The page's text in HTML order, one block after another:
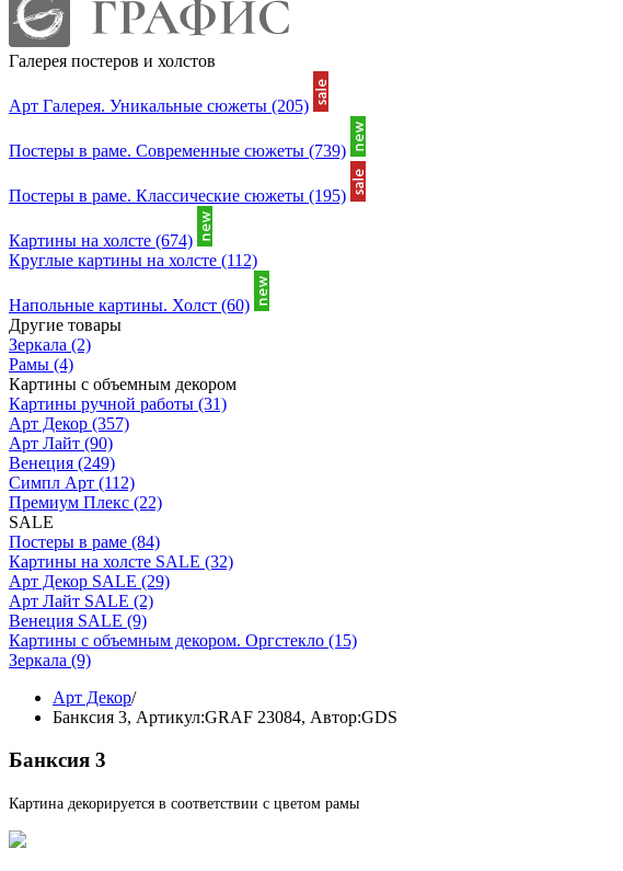
Галерея постеров и холстов
Арт Галерея. Уникальные сюжеты (205)
Постеры в раме. Современные сюжеты (739)
Постеры в раме. Классические сюжеты (195)
Картины на холсте (674)
Круглые картины на холсте (112)
Напольные картины. Холст (60)
Другие товары
Зеркала (2)
Рамы (4)
Картины с объемным декором
Картины ручной работы (31)
Арт Декор (357)
Арт Лайт (90)
Венеция (249)
Симпл Арт (112)
Премиум Плекс (22)
SALE
Постеры в раме (84)
Картины на холсте SALE (32)
Арт Декор SALE (29)
Арт Лайт SALE (2)
Венеция SALE (9)
Картины с объемным декором. Оргстекло (15)
Зеркала (9)
Арт Декор/
Банксия 3, Артикул:GRAF 23084, Автор:GDS
Банксия 3
Картина декорируется в соответствии с цветом рамы